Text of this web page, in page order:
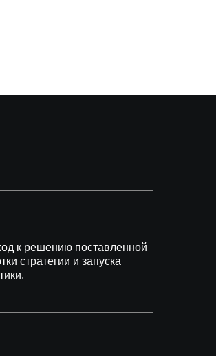
к решению поставленной
стратегии и запуска